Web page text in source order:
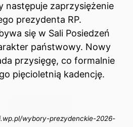
następuje zaprzysiężenie
prezydenta RP.
się w Sali Posiedzeń
państwowy. Nowy
przysięgę, co formalnie
pięcioletnią kadencję.
wybory-prezydenckie-2026-